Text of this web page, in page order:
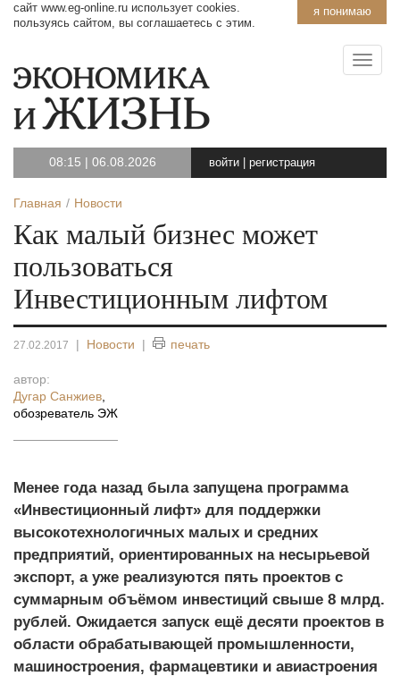
я понимаю
сайт www.eg-online.ru использует cookies.
пользуясь сайтом, вы соглашаетесь с этим.
08:15 | 06.08.2026 войти регистрация
Главная Новости
Как малый бизнес может
пользоваться
Инвестиционным лифтом
27.02.2017 | Новости | печать
автор:
Дугар Санжиев
обозреватель ЭЖ
Менее года назад была запущена программа
«Инвестиционный лифт» для поддержки
высокотехнологичных малых и средних
предприятий, ориентированных на несырьевой
экспорт, а уже реализуются пять проектов с
суммарным объёмом инвестиций свыше 8 млрд.
рублей. Ожидается запуск ещё десяти проектов в
области обрабатывающей промышленности,
машиностроения, фармацевтики и авиастроения